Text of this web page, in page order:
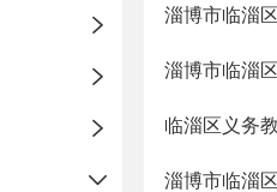
淄博市临淄
淄博市临淄
临淄区义务
淄博市临淄